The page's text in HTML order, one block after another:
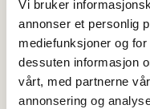
Vi bruker
annonser et personlig
mediefunksjoner og
dessuten informasjon
vårt, med partnerne
annonsering og
Ovnsbakte